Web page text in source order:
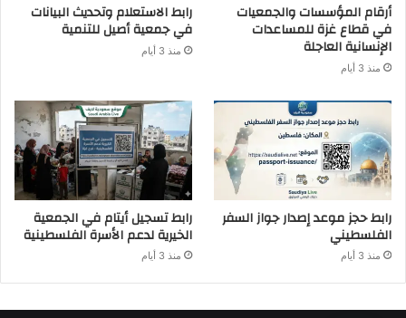
أرقام المؤسسات والجمعيات
في قطاع غزة للمساعدات
الإنسانية العاجلة
منذ 3 أيام
رابط الاستعلام وتحديث البيانات
في جمعية أصيل للتنمية
منذ 3 أيام
رابط حجز موعد إصدار جواز السفر
الفلسطيني
منذ 3 أيام
رابط تسجيل أيتام في الجمعية
الخيرية لدعم الأسرة الفلسطينية
منذ 3 أيام